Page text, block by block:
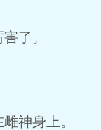
了。
神身上。